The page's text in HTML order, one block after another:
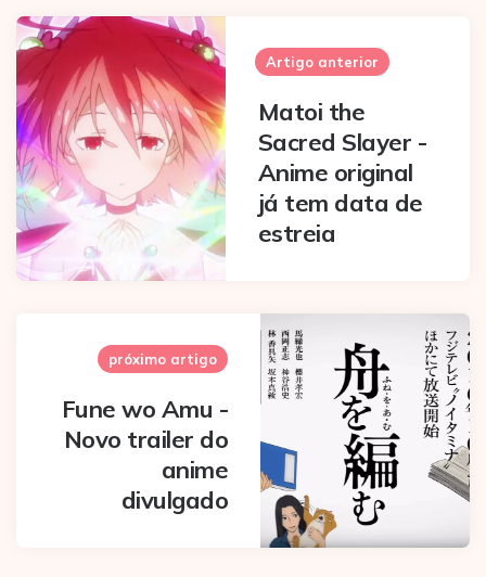
Post
navigation
Artigo anterior
Matoi the
Sacred Slayer -
Anime original
já tem data de
estreia
próximo artigo
Fune wo Amu -
Novo trailer do
anime
divulgado